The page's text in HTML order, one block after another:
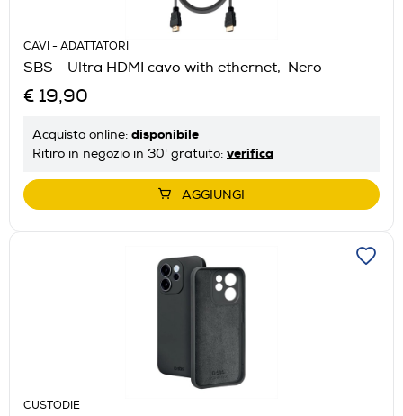
CAVI - ADATTATORI
SBS - Ultra HDMI cavo with ethernet,-Nero
€ 19,90
Acquisto online: disponibile
Ritiro in negozio in 30' gratuito: verifica
AGGIUNGI
CUSTODIE